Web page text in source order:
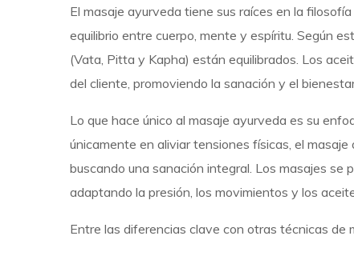
El masaje ayurveda tiene sus raíces en la
equilibrio entre cuerpo, mente y espíritu. Según
(Vata, Pitta y Kapha) están equilibrados. Los
del cliente, promoviendo la sanación y el
Lo que hace único al masaje ayurveda es su
únicamente en aliviar tensiones físicas, el
buscando una sanación integral. Los masajes se
adaptando la presión, los movimientos y los
Entre las diferencias clave con otras técnicas de